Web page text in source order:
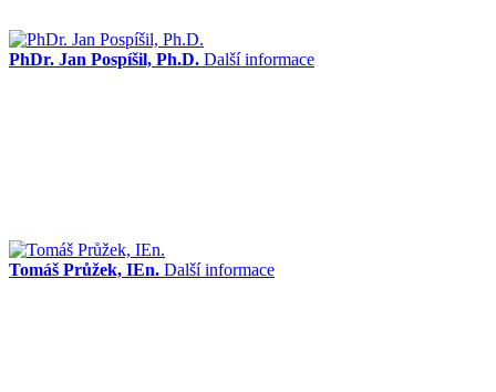
PhDr. Jan Pospíšil, Ph.D. Další informace
Tomáš Průžek, IEn. Další informace